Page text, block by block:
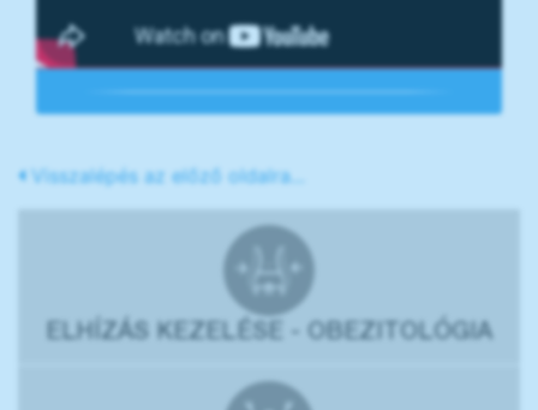
Visszalépés az előző oldalra...
ELHÍZÁS KEZELÉSE - OBEZITOLÓGIA